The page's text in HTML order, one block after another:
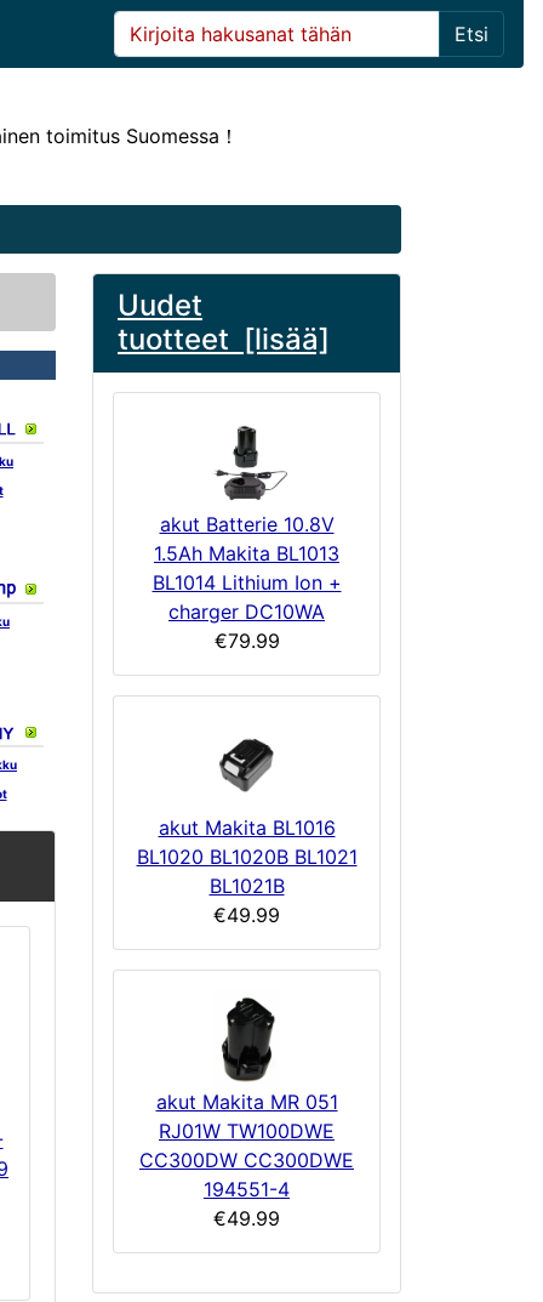
Etsi
toimitus Suomessa！
Uudet
tuotteet [lisää]
akut Batterie 10.8V
1.5Ah Makita BL1013
BL1014 Lithium Ion +
charger DC10WA
€79.99
akut Makita BL1016
BL1020 BL1020B BL1021
BL1021B
€49.99
akut Makita MR 051
RJ01W TW100DWE
CC300DW CC300DWE
194551-4
€49.99